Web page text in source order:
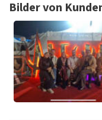
veröffentlicht. Es
Bilder von